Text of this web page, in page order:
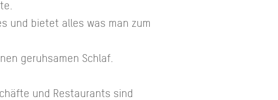
und bietet alles was man zum
geruhsamen Schlaf.
und Restaurants sind